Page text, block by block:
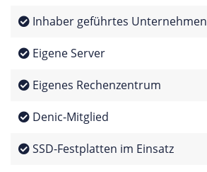
Inhaber geführtes Unternehmen
Eigene Server
Eigenes Rechenzentrum
Denic-Mitglied
SSD-Festplatten im Einsatz